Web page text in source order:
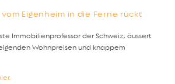
Eigenheim in die Ferne rückt
Immobilienprofessor der Schweiz, äussert
Wohnpreisen und knappem